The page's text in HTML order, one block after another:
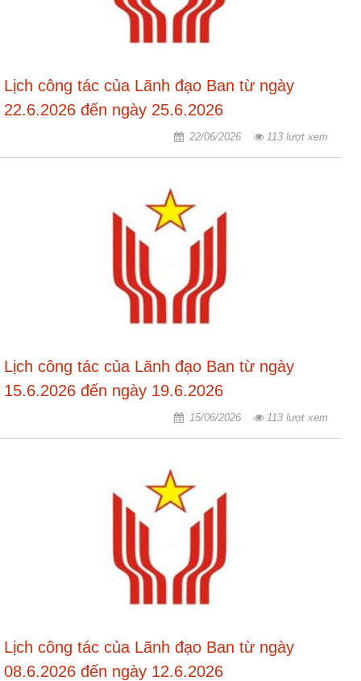
Lịch công tác của Lãnh đạo Ban từ ngày
22.6.2026 đến ngày 25.6.2026
22/06/2026 113 lượt xem
Lịch công tác của Lãnh đạo Ban từ ngày
15.6.2026 đến ngày 19.6.2026
15/06/2026 113 lượt xem
Lịch công tác của Lãnh đạo Ban từ ngày
08.6.2026 đến ngày 12.6.2026